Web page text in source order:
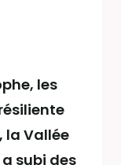
les
la Vallée
subi des